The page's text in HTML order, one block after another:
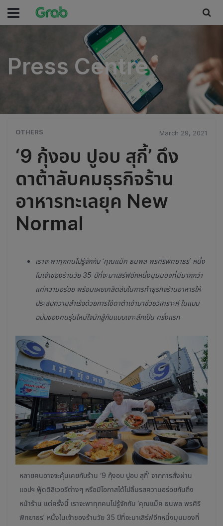
Press Centre
Press Centre
OTHERS March 29, 2021
‘9 กุ้งอบ ปูอบ สุกี้’ ดึง
ดาต้าลับคมธุรกิจร้าน
อาหารทะเลยุค New
Normal
เราจะพาทุกคนไปรู้จักกับ ‘คุณแม็ค ธนพล พรศิริพิทยาธร’ หนึ่ง
ในเจ้าของร้านวัย 35 ปีที่จะมาเสิร์ฟอีกหนึ่งมุมมองที่มีมากกว่า
แค่ความอร่อย พร้อมเผยเคล็ดลับในการทำธุรกิจร้านอาหารให้
ประสบความสำเร็จด้วยการใช้ดาต้าเข้ามาช่วยวิเคราะห์ ในแบบ
ฉบับของคนรุ่นใหม่ใจนักสู้กันแบบเจาะลึกเป็น ครั้งแรก
หลายคนอาจจะคุ้นเคยกับร้าน ‘9 กุ้งอบ ปูอบ สุกี้’ จากการสั่งผ่าน
แอปฯ ฟู้ดดิลิเวอรีต่างๆ หรือมีโอกาสได้ไปลิ้มรสความอร่อยกันถึง
หน้าร้าน แต่ครั้งนี้ เราจะพาทุกคนไปรู้จักกับ ‘คุณแม็ค ธนพล พรศิริ
พิทยาธร’ หนึ่งในเจ้าของร้านวัย 35 ปีที่จะมาเสิร์ฟอีกหนึ่งมุมมองที่